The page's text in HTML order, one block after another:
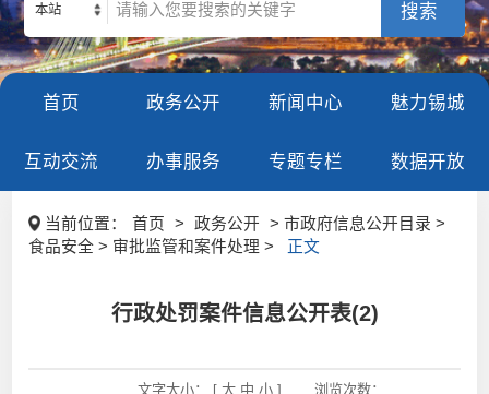
本站
首页 政务公开 新闻中心 魅力锡城
互动交流 办事服务 专题专栏 数据开放
当前位置： 首页 > 政务公开
> 市政府信息公开目录 >
食品安全 > 审批监管和案件处理 >
正文
行政处罚案件信息公开表(2)
文字大小： [ 大 中 小] 浏览次数：